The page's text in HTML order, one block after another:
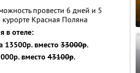
провести 6 дней и 5
Красная Поляна
в отеле:
13500р. вместо 33000р.
вместо 43100р.